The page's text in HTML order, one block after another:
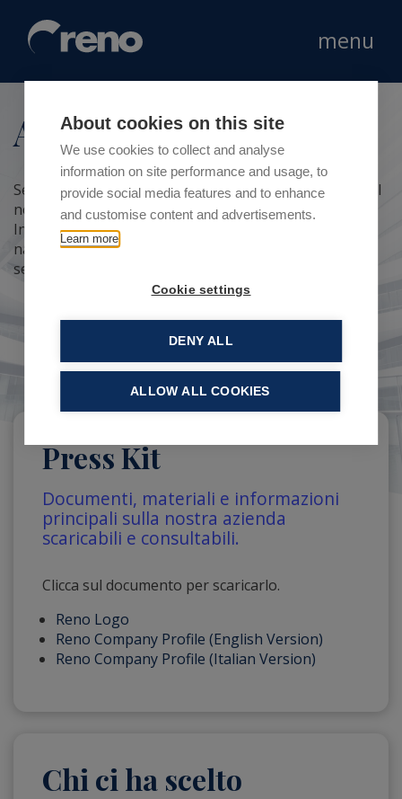
About cookies on this site
We use cookies to collect and analyse
information on site performance and usage, to
provide social media features and to enhance
and customise content and advertisements.
Learn more
Cookie settings
DENY ALL
ALLOW ALL COOKIES
menu
Area stampa
Sei un giornalista, un blogger o vuoi scoprire di più sul
nostro ruolo da partner nel mondo Retail?
In questa area trovi le notizie pubblicate su quotidiani
nazionali principali e sulle più importanti riviste di
settore che parlano di noi e il Press Kit.
Press Kit
Documenti, materiali e informazioni
principali sulla nostra azienda
scaricabili e consultabili.
Clicca sul documento per scaricarlo.
Reno Logo
Reno Company Profile (English Version)
Reno Company Profile (Italian Version)
Chi ci ha scelto